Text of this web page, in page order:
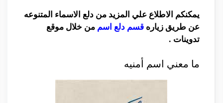
يمكنكم الاطلاع علي المزيد من دلع الاسماء المتنوعه
عن طريق زياره قسم دلع اسم من خلال موقع
تدوينات .
ما معني اسم أمنيه